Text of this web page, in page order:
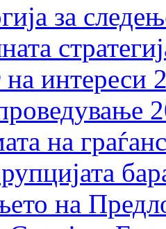
за
на интереси
на
на